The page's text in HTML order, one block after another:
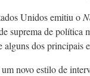
Unidos emitiu o
suprema de política
dos principais
novo estilo de